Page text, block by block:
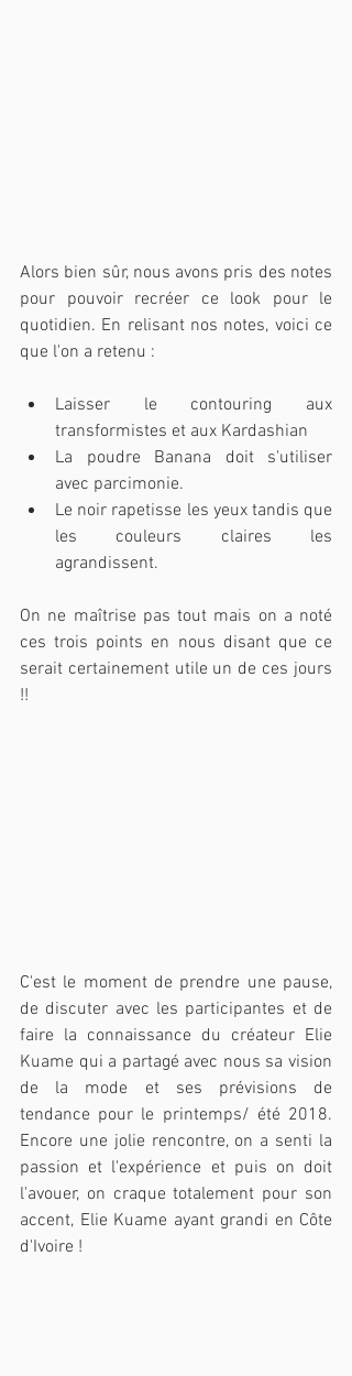
Alors bien sûr, nous avons pris des notes
pour pouvoir recréer ce look pour le
quotidien. En relisant nos notes, voici ce
que l'on a retenu :
Laisser le contouring aux
transformistes et aux Kardashian
La poudre Banana doit s'utiliser
avec parcimonie.
Le noir rapetisse les yeux tandis que
les couleurs claires les
agrandissent.
On ne maîtrise pas tout mais on a noté
ces trois points en nous disant que ce
serait certainement utile un de ces jours
!!
C'est le moment de prendre une pause,
de discuter avec les participantes et de
faire la connaissance du créateur Elie
Kuame qui a partagé avec nous sa vision
de la mode et ses prévisions de
tendance pour le printemps/ été 2018.
Encore une jolie rencontre, on a senti la
passion et l'expérience et puis on doit
l'avouer, on craque totalement pour son
accent, Elie Kuame ayant grandi en Côte
d'Ivoire !